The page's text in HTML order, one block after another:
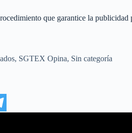
que garantice la publicidad
, SGTEX Opina, Sin categoría